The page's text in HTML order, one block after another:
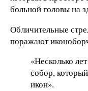
больной головы на
Обличительные
поражают
«Несколько
собор,
икон».